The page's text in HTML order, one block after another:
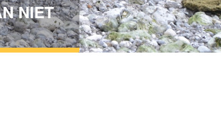
NIET